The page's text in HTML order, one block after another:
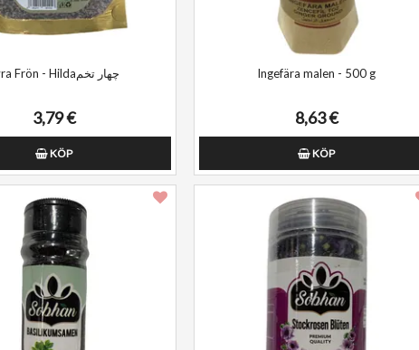
Fyra Frön - Hildaچهار تخم
3,79 €
KÖP
Ingefära malen - 500 g
8,63 €
KÖP